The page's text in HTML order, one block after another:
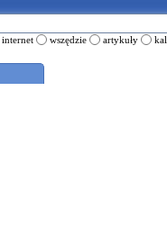
internet wszędzie artykuły